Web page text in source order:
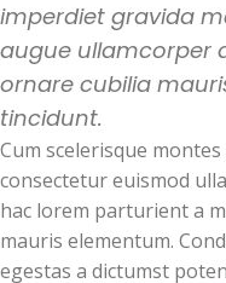
imperdiet gravida
augue ullamcorper
ornare cubilia
tincidunt.
Cum scelerisque
consectetur euismod
hac lorem parturient a
mauris elementum.
egestas a dictumst